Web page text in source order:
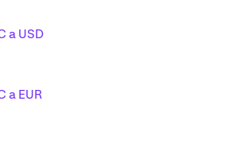
a USD
a EUR